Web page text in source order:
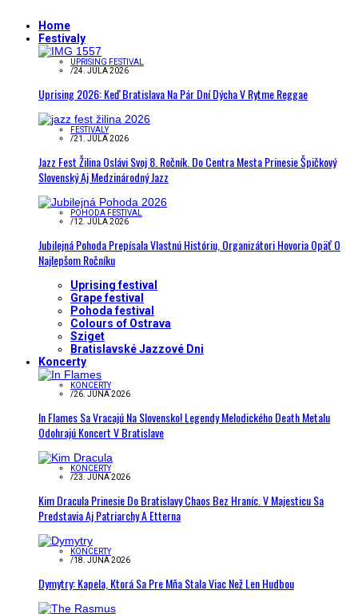
Home
Festivaly
UPRISING FESTIVAL
/24. JÚLA 2026
Uprising 2026: Keď Bratislava Na Pár Dní Dýcha V Rytme Reggae
FESTIVALY
/21. JÚLA 2026
Jazz Fest Žilina Oslávi Svoj 8. Ročník. Do Centra Mesta Prinesie Špičkový
Slovenský Aj Medzinárodný Jazz
POHODA FESTIVAL
/12. JÚLA 2026
Jubilejná Pohoda Prepísala Vlastnú Históriu, Organizátori Hovoria Opäť O
Najlepšom Ročníku
Uprising festival
Grape festival
Pohoda festival
Colours of Ostrava
Sziget
Bratislavské Jazzové Dni
Koncerty
KONCERTY
/26. JÚNA 2026
In Flames Sa Vracajú Na Slovensko! Legendy Melodického Death Metalu
Odohrajú Koncert V Bratislave
KONCERTY
/23. JÚNA 2026
Kim Dracula Prinesie Do Bratislavy Chaos Bez Hraníc. V Majesticu Sa
Predstavia Aj Patriarchy A Etterna
KONCERTY
/18. JÚNA 2026
Dymytry: Kapela, Ktorá Sa Pre Mňa Stala Viac Než Len Hudbou